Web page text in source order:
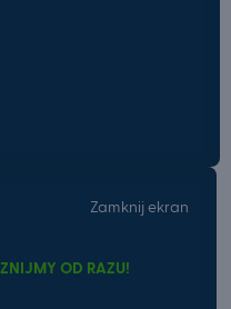
Zamknij ekran
OD RAZU!